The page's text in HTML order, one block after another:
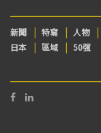
新聞 特寫 人物
日本
區域 50强